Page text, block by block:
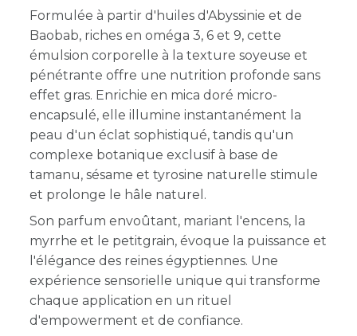
Formulée à partir d'huiles d'Abyssinie et de
Baobab, riches en oméga 3, 6 et 9, cette
émulsion corporelle à la texture soyeuse et
pénétrante offre une nutrition profonde sans
effet gras. Enrichie en mica doré micro-
encapsulé, elle illumine instantanément la
peau d'un éclat sophistiqué, tandis qu'un
complexe botanique exclusif à base de
tamanu, sésame et tyrosine naturelle stimule
et prolonge le hâle naturel.
Son parfum envoûtant, mariant l'encens, la
myrrhe et le petitgrain, évoque la puissance et
l'élégance des reines égyptiennes. Une
expérience sensorielle unique qui transforme
chaque application en un rituel
d'empowerment et de confiance.